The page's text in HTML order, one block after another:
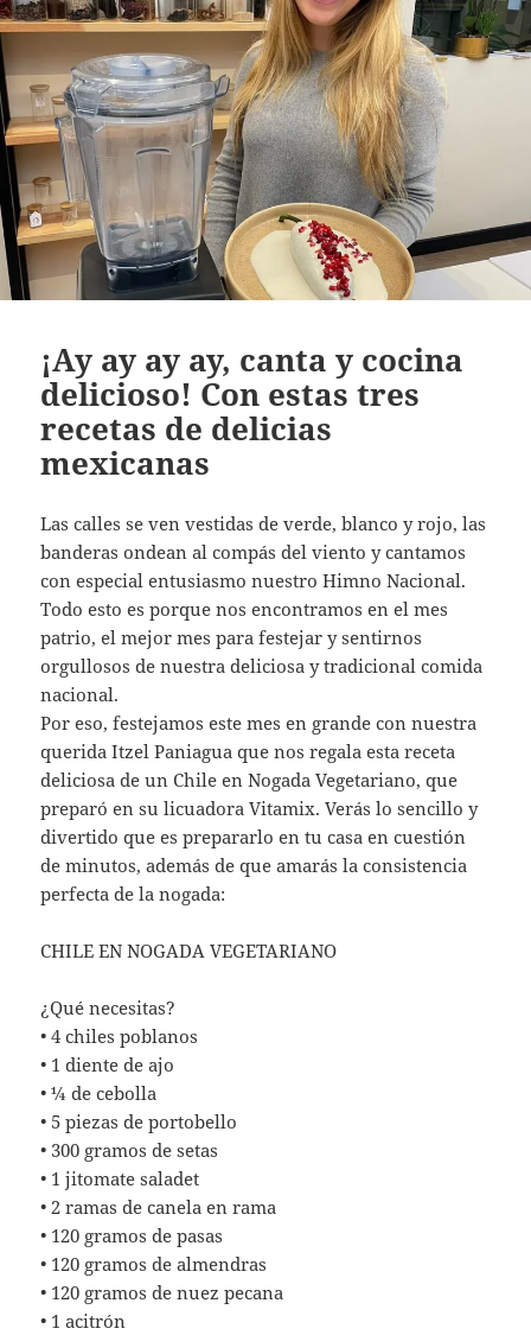
¡Ay ay ay ay, canta y cocina
delicioso! Con estas tres
recetas de delicias
mexicanas
Las calles se ven vestidas de verde, blanco y rojo, las
banderas ondean al compás del viento y cantamos
con especial entusiasmo nuestro Himno Nacional.
Todo esto es porque nos encontramos en el mes
patrio, el mejor mes para festejar y sentirnos
orgullosos de nuestra deliciosa y tradicional comida
nacional.
Por eso, festejamos este mes en grande con nuestra
querida Itzel Paniagua que nos regala esta receta
deliciosa de un Chile en Nogada Vegetariano, que
preparó en su licuadora Vitamix. Verás lo sencillo y
divertido que es prepararlo en tu casa en cuestión
de minutos, además de que amarás la consistencia
perfecta de la nogada:
CHILE EN NOGADA VEGETARIANO
¿Qué necesitas?
• 4 chiles poblanos
• 1 diente de ajo
• ¼ de cebolla
• 5 piezas de portobello
• 300 gramos de setas
• 1 jitomate saladet
• 2 ramas de canela en rama
• 120 gramos de pasas
• 120 gramos de almendras
• 120 gramos de nuez pecana
• 1 acitrón